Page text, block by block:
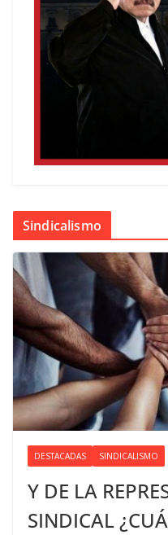
Sindicalismo
DESTACADAS SINDICALISMO
Y DE LA
SINDICAL